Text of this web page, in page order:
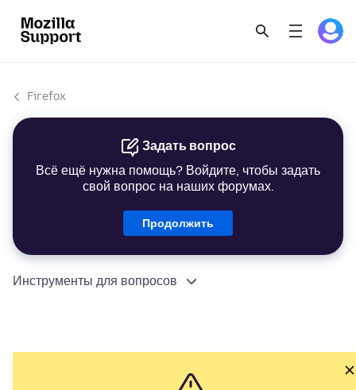
Firefox
Задать вопрос
Всё ещё нужна помощь? Войдите, чтобы задать
свой вопрос на наших форумах.
Продолжить
Инструменты для вопросов